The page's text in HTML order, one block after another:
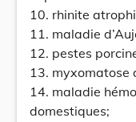
10. rhinite
11. maladie
12. pestes
13. myxomatose
14. maladie
domestiques;